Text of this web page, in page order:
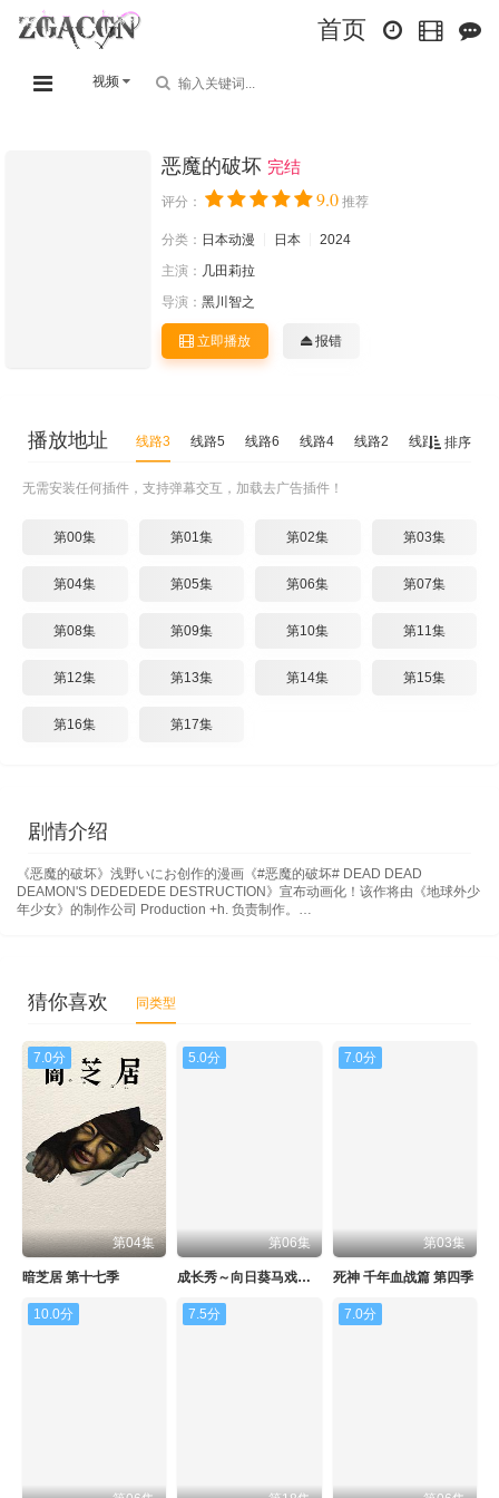
首页
视频
恶魔的破坏 完结
评分： 9.0 推荐
分类： 日本动漫 日本
2024
主演： 几田莉拉
导演： 黑川智之
立即播放 报错
排序
播放地址 线路3 线路5 线路6 线路4 线路2 线路1
无需安装任何插件，支持弹幕交互，加载去广告插件！
第00集 第01集 第02集 第03集
第04集 第05集 第06集 第07集
第08集 第09集 第10集 第11集
第12集 第13集 第14集 第15集
第16集 第17集
剧情介绍
《恶魔的破坏》浅野いにお创作的漫画《#恶魔的破坏# DEAD DEAD
DEAMON'S DEDEDEDE DESTRUCTION》宣布动画化！该作将由《地球外少
年少女》的制作公司 Production +h. 负责制作。…
猜你喜欢 同类型
7.0分
第04集
暗芝居 第十七季
5.0分
第06集
成长秀～向日葵马戏团～
7.0分
第03集
死神 千年血战篇 第四季
10.0分 7.5分 7.0分